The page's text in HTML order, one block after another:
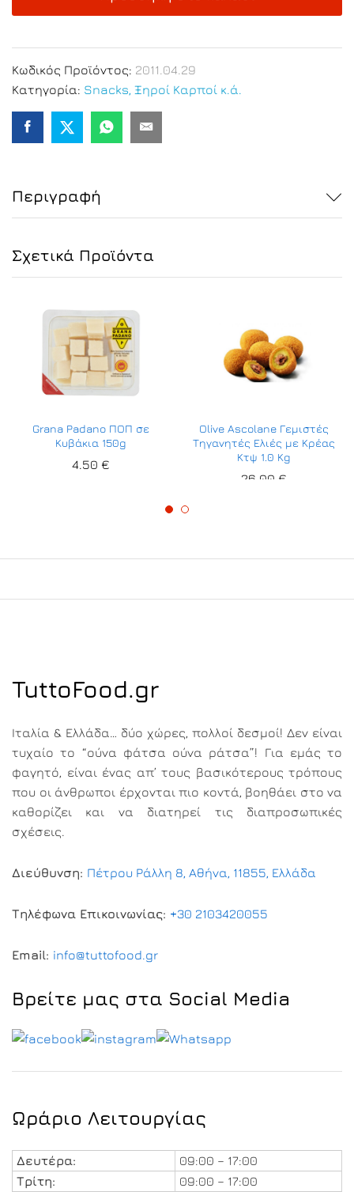
Κωδικός Προϊόντος: 2011.04.29
Κατηγορία: Snacks, Ξηροί Καρποί κ.ά.
Περιγραφή
Σχετικά Προϊόντα
Grana Padano ΠΟΠ σε
Κυβάκια 150g
4.50 €
Olive Ascolane Γεμιστές
Τηγανητές Ελιές με Κρέας
Κτψ 1.0 Κg
26.00 €
TuttoFood.gr
Ιταλία & Ελλάδα… δύο χώρες, πολλοί δεσμοί! Δεν είναι
τυχαίο το “ούνα φάτσα ούνα ράτσα”! Για εμάς το
φαγητό, είναι ένας απ’ τους βασικότερους τρόπους
που οι άνθρωποι έρχονται πιο κοντά, βοηθάει στο να
καθορίζει και να διατηρεί τις διαπροσωπικές
σχέσεις.
Διεύθυνση: Πέτρου Ράλλη 8, Αθήνα, 11855, Ελλάδα
Τηλέφωνα Επικοινωνίας: +30 2103420055
Email: info@tuttofood.gr
Βρείτε μας στα Social Media
Ωράριο Λειτουργίας
Δευτέρα:
09:00 – 17:00
Τρίτη:
09:00 – 17:00